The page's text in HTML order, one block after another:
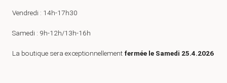
Vendredi : 14h-17h30
Samedi : 9h-12h/13h-16h
La boutique sera exceptionnellement fermée le Samedi 25.4.2026